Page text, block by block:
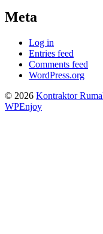
Meta
Log in
Entries feed
Comments feed
WordPress.org
© 2026 Kontraktor
WPEnjoy